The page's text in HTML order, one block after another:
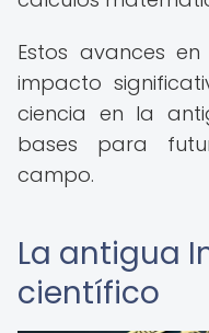
Estos avances
impacto
ciencia en la
bases para
campo.
La antigua
científico